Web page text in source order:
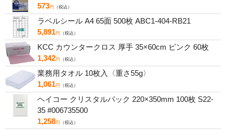
573円 （税込）
ラベルシール A4 65面 500枚 ABC1-404-RB21
5,891円 （税込）
KCC カウンタークロス 厚手 35×60cm ピンク 60枚
1,342円 （税込）
業務用タオル 10枚入〈重さ55g〉
1,061円 （税込）
ヘイコー クリスタルパック 220×350mm 100枚 S22-
35 #006735500
1,258円 （税込）